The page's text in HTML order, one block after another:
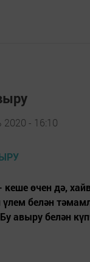
2020 - 16:10
өчен дә,
белән
авыру белән